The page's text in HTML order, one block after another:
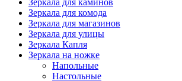
Зеркала для комода
Зеркала для магазинов
Зеркала для улицы
Зеркала Капля
Зеркала на ножке
Напольные
Настольные